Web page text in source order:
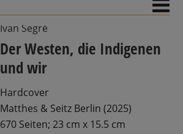
Ivan Segré
Der Westen, die Indigenen
und wir
Hardcover
Matthes & Seitz Berlin (2025)
670 Seiten; 23 cm x 15.5 cm